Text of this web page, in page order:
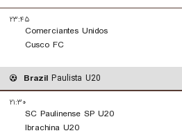
۲۳:۴۵
Comerciantes Unidos
Cusco FC
Brazil Paulista U20
۲۱:۳۰
SC Paulinense SP U20
Ibrachina U20